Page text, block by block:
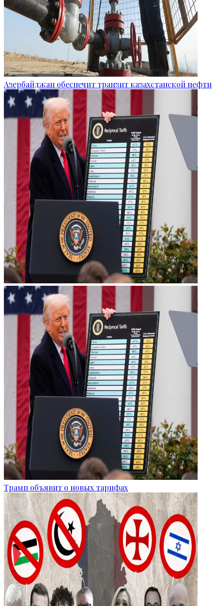
Азербайджан обеспечит транзит казахстанской нефти
Трамп объявит о новых тарифах